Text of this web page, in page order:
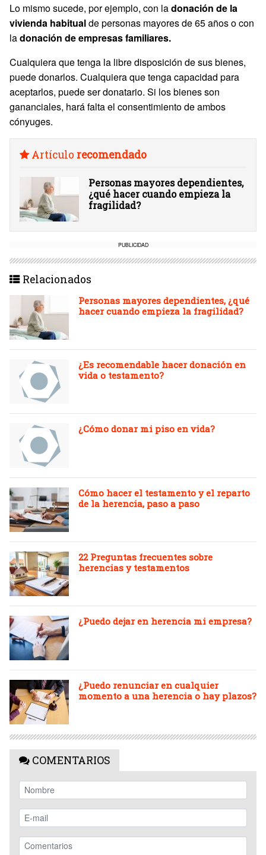
Lo mismo sucede, por ejemplo, con ladonación de la
vivienda habitualde personas mayores de 65 años o con
ladonación de empresas familiares.
Cualquiera que tenga la libre disposición de sus bienes,
puede donarlos. Cualquiera que tenga capacidad para
aceptarlos, puede ser donatario. Si los bienes son
gananciales, hará falta el consentimiento de ambos
cónyuges.
Artículo recomendado
Personas mayores dependientes,
¿qué hacer cuando empieza la
fragilidad?
PUBLICIDAD
Relacionados
Personas mayores dependientes, ¿qué
hacer cuando empieza la fragilidad?
¿Es recomendable hacer donación en
vida o testamento?
¿Cómo donar mi piso en vida?
Cómo hacer el testamento y el reparto
de la herencia, paso a paso
22 Preguntas frecuentes sobre
herencias y testamentos
¿Puedo dejar en herencia mi empresa?
¿Puedo renunciar en cualquier
momento a una herencia o hay plazos?
COMENTARIOS